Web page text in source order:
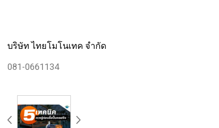
บริษัท ไทยโมโนเทค จำกัด
081-0661134